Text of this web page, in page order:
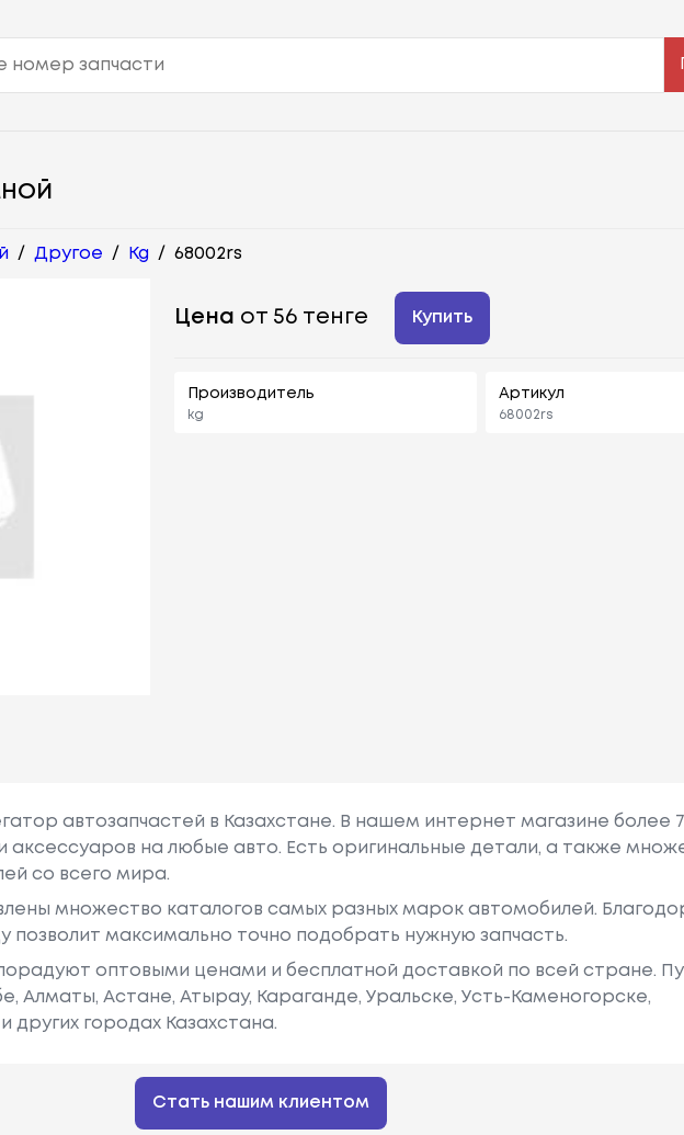
/ Другое / Kg / 68002rs
Цена от 56 тенге Купить
Производитель
kg
Артикул
68002rs
автозапчастей в Казахстане. В нашем интернет магазине более
аксессуаров на любые авто. Есть оригинальные детали, а также
со всего мира.
множество каталогов самых разных марок автомобилей.
позволит максимально точно подобрать нужную запчасть.
оптовыми ценами и бесплатной доставкой по всей стране.
Алматы, Астане, Атырау, Караганде, Уральске, Усть-Каменогорске,
городах Казахстана.
Стать нашим клиентом